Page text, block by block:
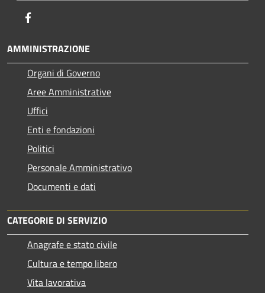
AMMINISTRAZIONE
Organi di Governo
Aree Amministrative
Uffici
Enti e fondazioni
Politici
Personale Amministrativo
Documenti e dati
CATEGORIE DI SERVIZIO
Anagrafe e stato civile
Cultura e tempo libero
Vita lavorativa